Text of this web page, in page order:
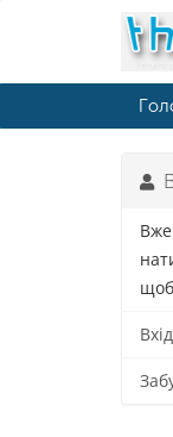
Вже
щоб
Вхід